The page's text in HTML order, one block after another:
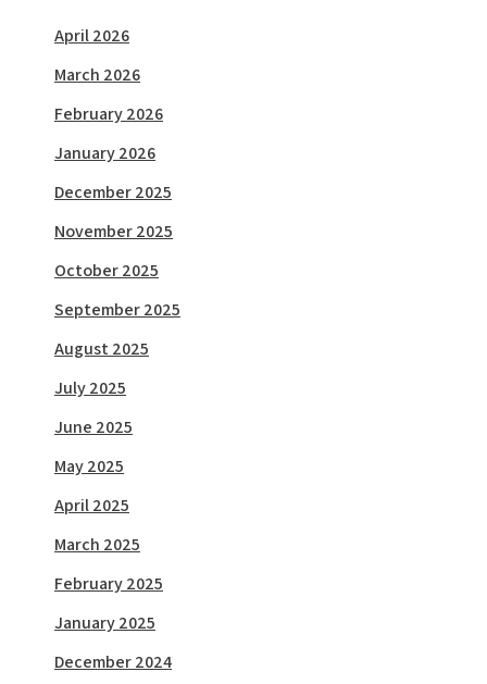
April 2026
March 2026
February 2026
January 2026
December 2025
November 2025
October 2025
September 2025
August 2025
July 2025
June 2025
May 2025
April 2025
March 2025
February 2025
January 2025
December 2024